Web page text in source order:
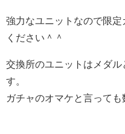
強力なユニットなので限
ください＾＾
交換所のユニットはメダ
す。
ガチャのオマケと言っても